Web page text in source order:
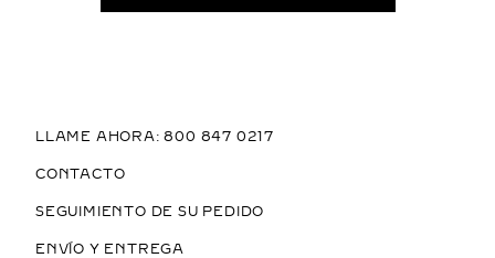
LLAME AHORA: 800 847 0217
CONTACTO
SEGUIMIENTO DE SU PEDIDO
ENVÍO Y ENTREGA